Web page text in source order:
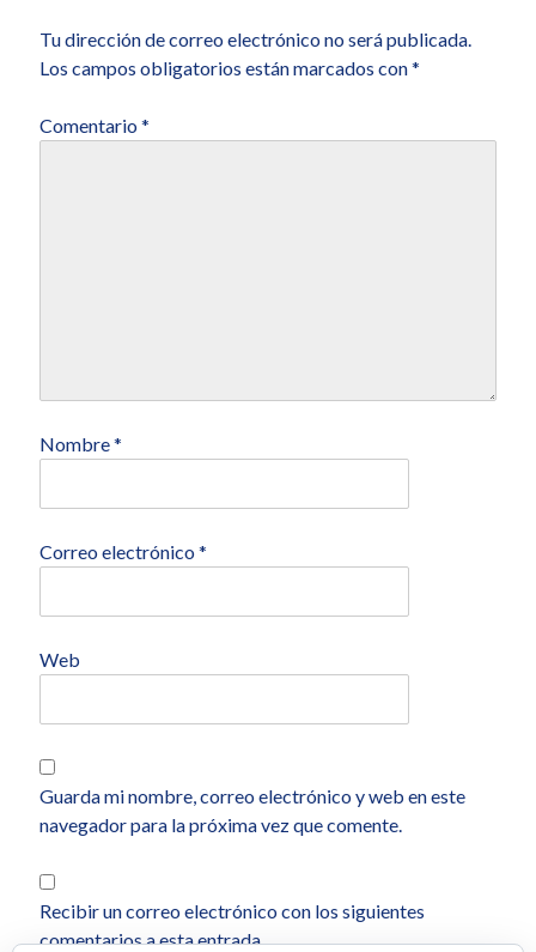
Tu dirección de correo electrónico no será publicada.
Los campos obligatorios están marcados con*
Comentario*
Nombre*
Correo electrónico*
Web
Guarda mi nombre, correo electrónico y web en este
navegador para la próxima vez que comente.
Recibir un correo electrónico con los siguientes
comentarios a esta entrada.